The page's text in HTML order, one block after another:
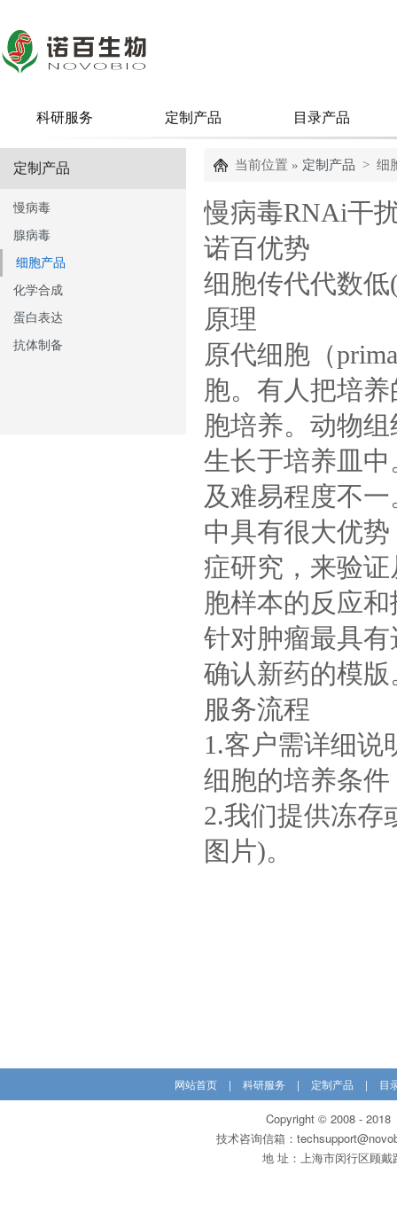
科研服务 定制产品 目录产品
定制产品
慢病毒
腺病毒
细胞产品
化学合成
蛋白表达
抗体制备
当前位置 » 定制产品 > 细
慢病毒RNAi干
诺百优势
细胞传代代数
原理
原代细胞（
胞。有人把培
胞培养。动物
生长于培养皿
及难易程度不
中具有很大优
症研究，来验
胞样本的反应
针对肿瘤最具
确认新药的模版
服务流程
1.客户需详细说
细胞的培养条
2.我们提供冻存
图片)。
网站首页 | 科研服务 | 定制产品 | 目
Copyright © 2008 -
技术咨询信箱：
地 址：上海市闵行区顾